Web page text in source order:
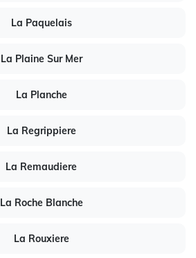
La Paquelais
La Plaine Sur Mer
La Planche
La Regrippiere
La Remaudiere
La Roche Blanche
La Rouxiere